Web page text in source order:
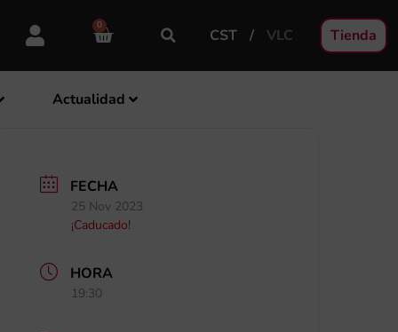
0
CST VLC Tienda
Actualidad
FECHA
25 Nov 2023
¡Caducado!
HORA
19:30